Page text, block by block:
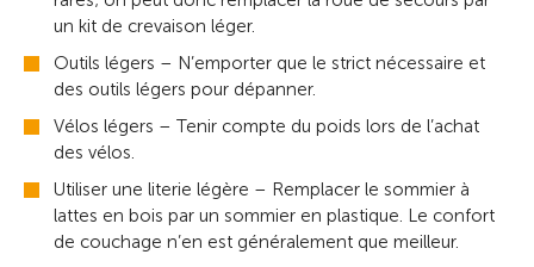
un kit de crevaison léger.
Outils légers – N’emporter que le strict nécessaire et
des outils légers pour dépanner.
Vélos légers – Tenir compte du poids lors de l’achat
des vélos.
Utiliser une literie légère – Remplacer le sommier à
lattes en bois par un sommier en plastique. Le confort
de couchage n’en est généralement que meilleur.